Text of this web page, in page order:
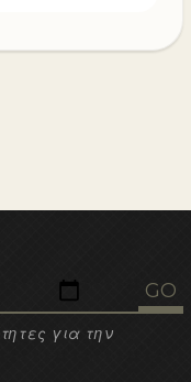
για την